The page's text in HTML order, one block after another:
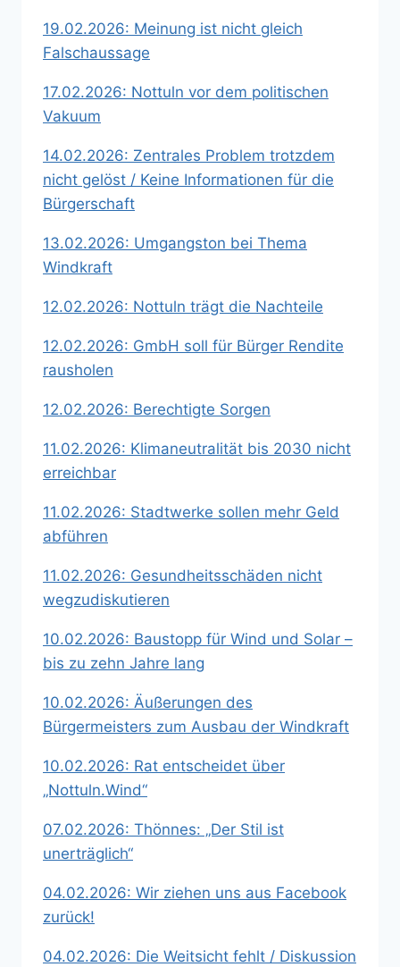
19.02.2026: Meinung ist nicht gleich
Falschaussage
17.02.2026: Nottuln vor dem politischen
Vakuum
14.02.2026: Zentrales Problem trotzdem
nicht gelöst / Keine Informationen für die
Bürgerschaft
13.02.2026: Umgangston bei Thema
Windkraft
12.02.2026: Nottuln trägt die Nachteile
12.02.2026: GmbH soll für Bürger Rendite
rausholen
12.02.2026: Berechtigte Sorgen
11.02.2026: Klimaneutralität bis 2030 nicht
erreichbar
11.02.2026: Stadtwerke sollen mehr Geld
abführen
11.02.2026: Gesundheitsschäden nicht
wegzudiskutieren
10.02.2026: Baustopp für Wind und Solar –
bis zu zehn Jahre lang
10.02.2026: Äußerungen des
Bürgermeisters zum Ausbau der Windkraft
10.02.2026: Rat entscheidet über
„Nottuln.Wind“
07.02.2026: Thönnes: „Der Stil ist
unerträglich“
04.02.2026: Wir ziehen uns aus Facebook
zurück!
04.02.2026: Die Weitsicht fehlt / Diskussion